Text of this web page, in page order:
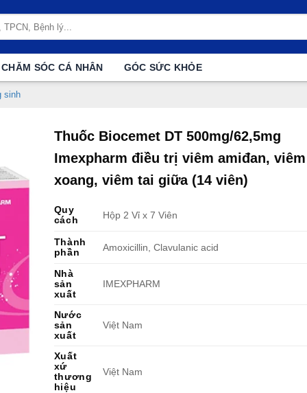
CHĂM SÓC CÁ NHÂN GÓC SỨC KHỎE
sinh
Thuốc Biocemet DT 500mg/62,5mg
Imexpharm điều trị viêm amiđan, viêm
xoang, viêm tai giữa (14 viên)
Quy
cách
Hộp 2 Vỉ x 7 Viên
Thành
phần
Amoxicillin, Clavulanic acid
Nhà
sản
xuất
IMEXPHARM
Nước
sản
xuất
Việt Nam
Xuất
xứ
thương
hiệu
Việt Nam